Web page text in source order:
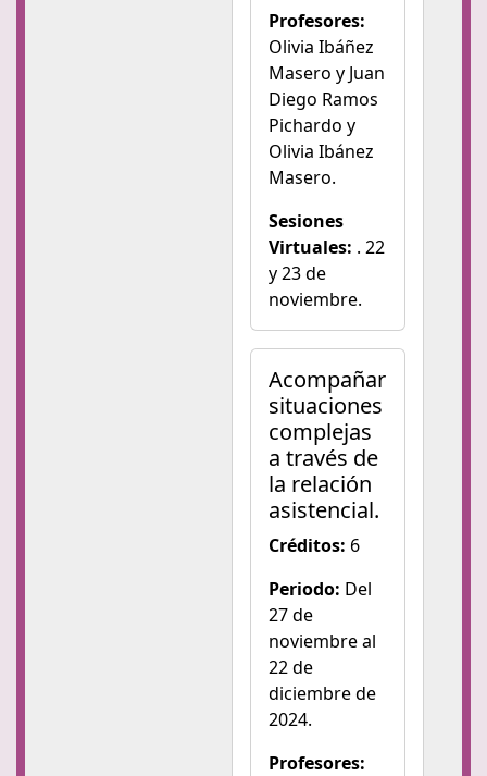
Profesores:
Olivia Ibáñez
Masero y Juan
Diego Ramos
Pichardo y
Olivia Ibánez
Masero.
Sesiones
Virtuales: . 22
y 23 de
noviembre.
Acompañar
situaciones
complejas
a través de
la relación
asistencial.
Créditos: 6
Periodo: Del
27 de
noviembre al
22 de
diciembre de
2024.
Profesores: